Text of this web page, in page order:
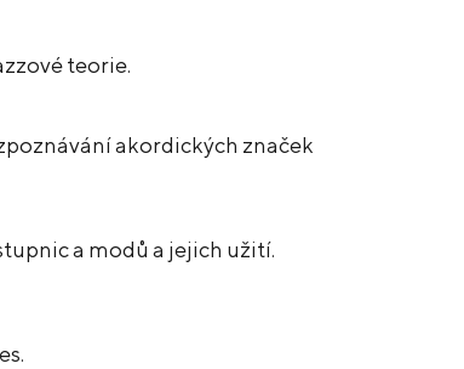
teorie.
akordických značek
a modů a jejich užití.